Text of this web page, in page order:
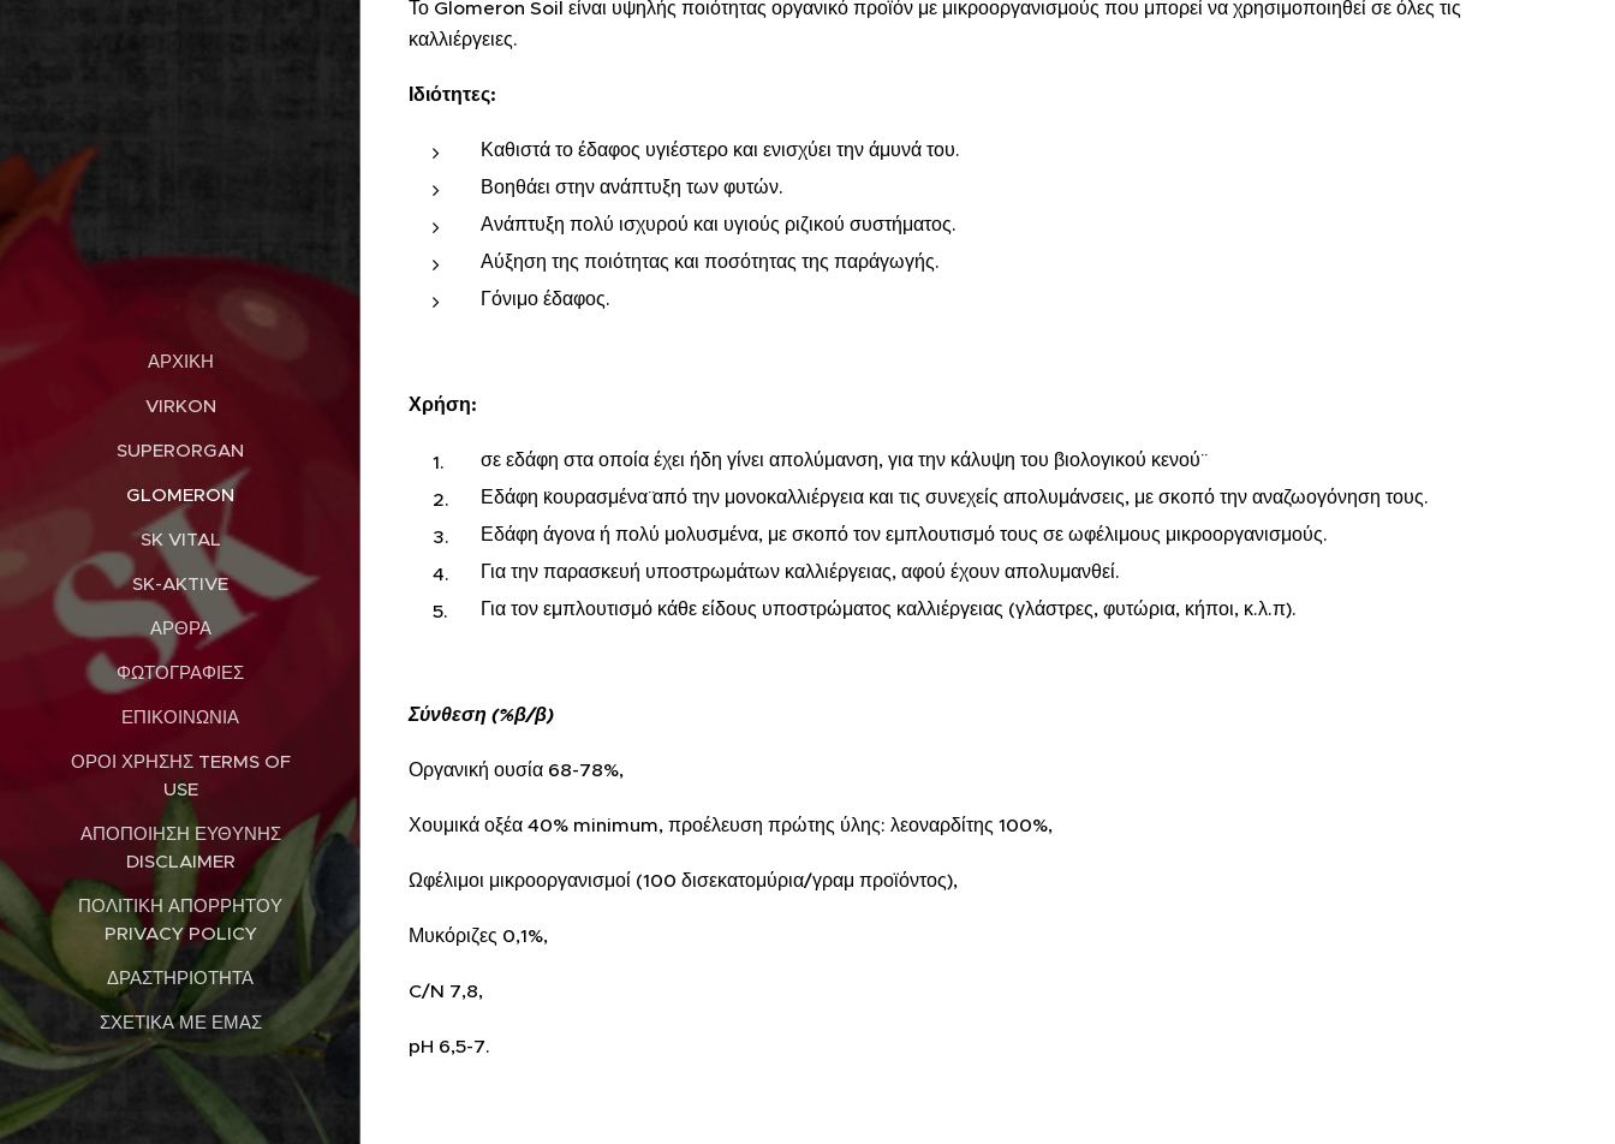
ΑΡΧΙΚΉ
VIRKON
SUPERORGAN
GLOMERON
SK VITAL
SK-AKTIVE
ΆΡΘΡΑ
ΦΩΤΟΓΡΑΦΊΕΣ
ΕΠΙΚΟΙΝΩΝΊΑ
ΌΡΟΙ ΧΡΉΣΗΣ TERMS OF
USE
ΑΠΟΠΟΊΗΣΗ ΕΥΘΎΝΗΣ
DISCLAIMER
ΠΟΛΙΤΙΚΉ ΑΠΟΡΡΉΤΟΥ
PRIVACY POLICY
ΔΡΑΣΤΗΡΙΌΤΗΤΑ
ΣΧΕΤΙΚΆ ΜΕ ΕΜΆΣ
Το Glomeron Soil είναι υψηλής ποιότητας οργανικό προϊόν με μικροοργανισμούς που μπορεί να χρησιμοποιηθεί σε όλες τις
καλλιέργειες.
Ιδιότητες:
Καθιστά το έδαφος υγιέστερο και ενισχύει την άμυνά του.
Βοηθάει στην ανάπτυξη των φυτών.
Ανάπτυξη πολύ ισχυρού και υγιούς ριζικού συστήματος.
Αύξηση της ποιότητας και ποσότητας της παράγωγής.
Γόνιμο έδαφος.
Χρήση:
σε εδάφη στα οποία έχει ήδη γίνει απολύμανση, για την κάλυψη του ¨βιολογικού κενού¨
Εδάφη ¨κουρασμένα¨ από την μονοκαλλιέργεια και τις συνεχείς απολυμάνσεις, με σκοπό την αναζωογόνηση τους.
Εδάφη άγονα ή πολύ μολυσμένα, με σκοπό τον εμπλουτισμό τους σε ωφέλιμους μικροοργανισμούς.
Για την παρασκευή υποστρωμάτων καλλιέργειας, αφού έχουν απολυμανθεί.
Για τον εμπλουτισμό κάθε είδους υποστρώματος καλλιέργειας (γλάστρες, φυτώρια, κήποι, κ.λ.π).
Σύνθεση (%β/β)
Οργανική ουσία 68-78%,
Χουμικά οξέα 40% minimum, προέλευση πρώτης ύλης: λεοναρδίτης 100%,
Ωφέλιμοι μικροοργανισμοί (100 δισεκατομύρια/γραμ προϊόντος),
Μυκόριζες 0,1%,
C/N 7,8,
pH 6,5-7.